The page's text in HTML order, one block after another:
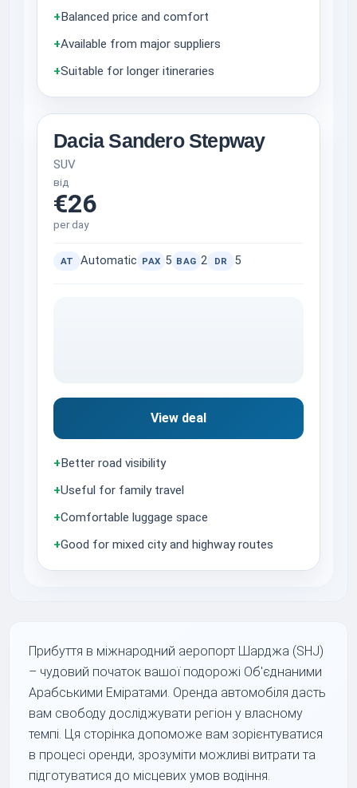
+Balanced price and comfort
+Available from major suppliers
+Suitable for longer itineraries
Dacia Sandero Stepway
SUV
від
€26
per day
AT Automatic PAX 5 BAG 2 DR 5
View deal
+Better road visibility
+Useful for family travel
+Comfortable luggage space
+Good for mixed city and highway routes
Прибуття в міжнародний аеропорт Шарджа (SHJ)
– чудовий початок вашої подорожі Об'єднаними
Арабськими Еміратами. Оренда автомобіля дасть
вам свободу досліджувати регіон у власному
темпі. Ця сторінка допоможе вам зорієнтуватися
в процесі оренди, зрозуміти можливі витрати та
підготуватися до місцевих умов водіння.